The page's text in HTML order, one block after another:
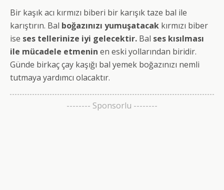
Bir kaşık acı kırmızı biberi bir karışık taze bal ile
karıştırın. Bal boğazınızı yumuşatacak kırmızı biber
ise ses tellerinize iyi gelecektir. Bal ses kısılması
ile mücadele etmenin en eski yollarından biridir.
Günde birkaç çay kaşığı bal yemek boğazınızı nemli
tutmaya yardımcı olacaktır.
-------- Sponsorlu --------